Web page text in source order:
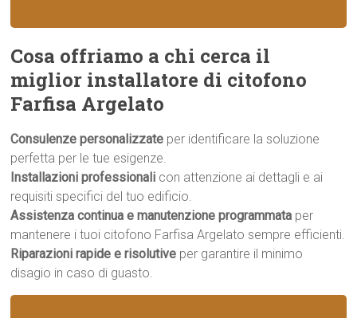
Cosa offriamo a chi cerca il
miglior installatore di citofono
Farfisa Argelato
Consulenze personalizzate per identificare la soluzione
perfetta per le tue esigenze.
Installazioni professionali con attenzione ai dettagli e ai
requisiti specifici del tuo edificio.
Assistenza continua e manutenzione programmata per
mantenere i tuoi citofono Farfisa Argelato sempre efficienti.
Riparazioni rapide e risolutive per garantire il minimo
disagio in caso di guasto.